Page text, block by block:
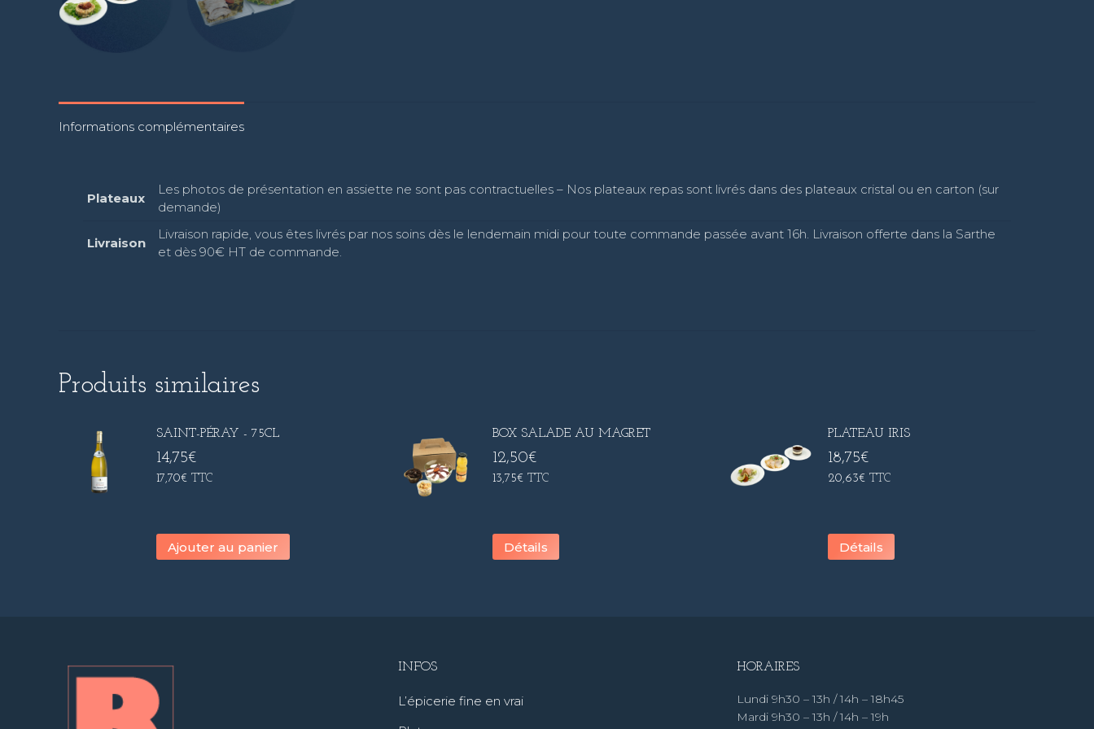
Informations complémentaires
Plateaux
Les photos de présentation en assiette ne sont pas contractuelles – Nos plateaux repas sont livrés dans des plateaux cristal ou en carton (sur
demande)
Livraison
Livraison rapide, vous êtes livrés par nos soins dès le lendemain midi pour toute commande passée avant 16h. Livraison offerte dans la Sarthe
et dès 90€ HT de commande.
Produits similaires
SAINT-PÉRAY - 75CL
14,75€
17,70€ TTC
Ajouter au panier
BOX SALADE AU MAGRET
12,50€
13,75€TTC
Détails
PLATEAU IRIS
18,75€
20,63€ TTC
Détails
INFOS
L’épicerie fine en vrai
HORAIRES
Lundi 9h30 – 13h / 14h – 18h45
Mardi 9h30 – 13h / 14h – 19h